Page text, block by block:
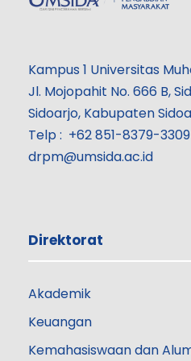
Kampus 1 Universitas
Jl. Mojopahit No. 666 B,
Sidoarjo, Kabupaten
Telp : +62 851-8379-3309
drpm@umsida.ac.id
Direktorat
Akademik
Keuangan
Kemahasiswaan dan